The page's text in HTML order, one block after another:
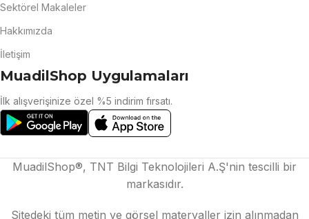
Sektörel Makaleler
Hakkımızda
İletişim
MuadilShop Uygulamaları
İlk alışverişinize özel %5 indirim fırsatı.
MuadilShop®, TNT Bilgi Teknolojileri A.Ş'nin tescilli bir
markasıdır.
Sitedeki tüm metin ve görsel materyaller izin alınmadan